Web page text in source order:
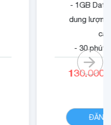
- 1GB
dung
- 30 phút
- 1500 phút
dung
130.000
ĐĂNG